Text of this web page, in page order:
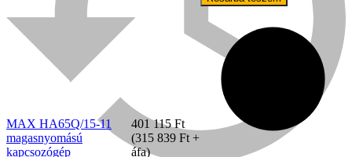
MAX HA65Q/15-11
magasnyomású
kapcsozógép
401 115Ft
(315 839 Ft +
áfa)
11
magasnyomású
kapcsozógép
mennyiség